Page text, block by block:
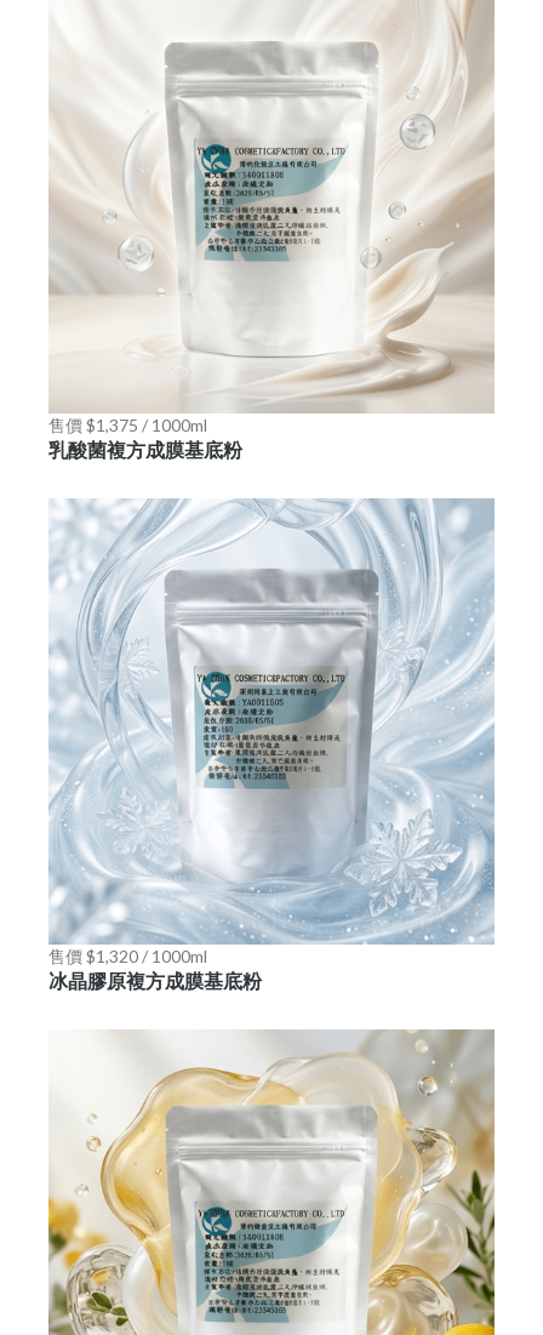
售價 $1,375 / 1000ml
乳酸菌複方成膜基底粉
售價 $1,320 / 1000ml
冰晶膠原複方成膜基底粉